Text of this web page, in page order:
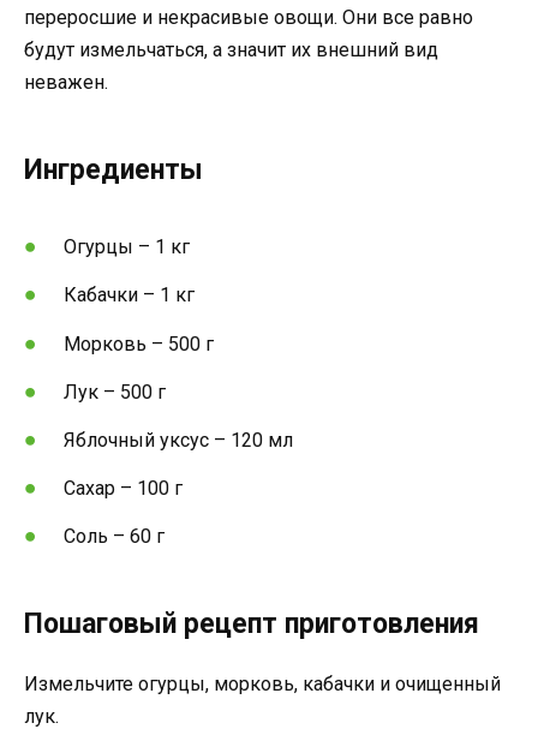
переросшие и некрасивые овощи. Они все равно
будут измельчаться, а значит их внешний вид
неважен.
Ингредиенты
Огурцы – 1 кг
Кабачки – 1 кг
Морковь – 500 г
Лук – 500 г
Яблочный уксус – 120 мл
Сахар – 100 г
Соль – 60 г
Пошаговый рецепт приготовления
Измельчите огурцы, морковь, кабачки и очищенный
лук.